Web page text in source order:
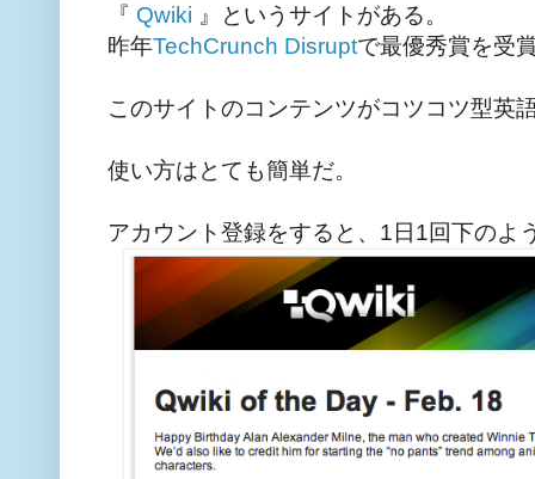
『 Qwiki 』というサイトがある。
昨年TechCrunch Disruptで最優秀賞を受
このサイトのコンテンツがコツコツ型英
使い方はとても簡単だ。
アカウント登録をすると、1日1回下のよ